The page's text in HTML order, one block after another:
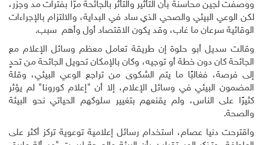
ووصفت لجين محاسنة بأن التأثير والتأثر بالجائحة مرّا بفترات مد وجزر،
لكن الوعي البيئي والصحي الذي ساد في البداية، والالتزام بالإجراءات
الوقائية سرعان ما غاب، وقد يكون الاقتصاد أول وأهم سبب.
وقالت سديل أبو حلوة إن طريقة تعامل معظم وسائل الإعلام مع
الجائحة كان دون خطة أو توجيه، وكان بالإمكان تحويل الجائحة من تحدٍ
إلى فرصة، فغالبًا ما يتم الشكوى من تراجع الوعي البيئي، وقلة
المضمون البيئي في وسائل الإعلام، إلا أن "إعلام كورونا" لم يؤثر
كثيرًا على الناس، ولم يقنعهم بتغيير سلوكهم الحياتي نحو البيئة
والصحة.
واقترحت دنيا عصام، استخدام رسائل إعلامية توعوية تركز أكثر على